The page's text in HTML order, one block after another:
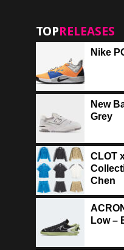
TOPRELEASES
Nike
New
Grey
CLOT
Chen
Low –